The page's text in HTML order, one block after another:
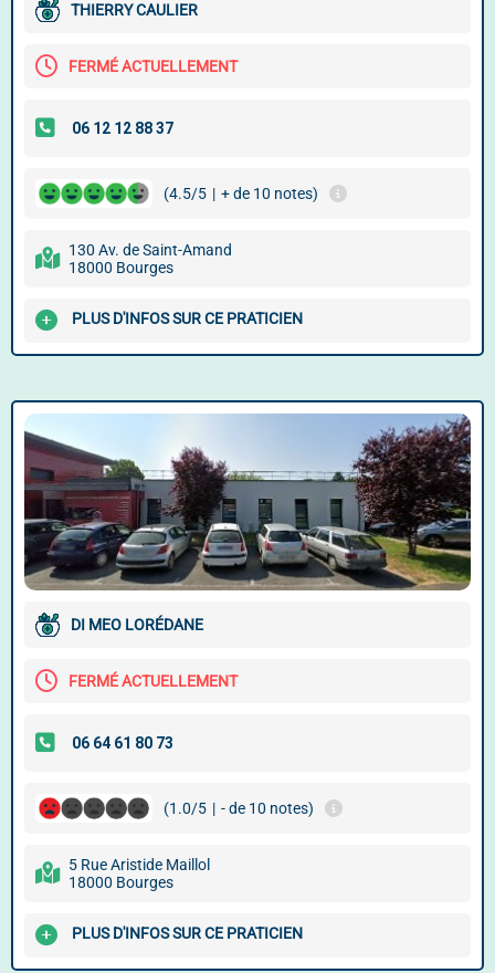
THIERRY CAULIER
FERMÉ ACTUELLEMENT
(4.5/5 | + de 10 notes)
130 Av. de Saint-Amand
18000 Bourges
PLUS D'INFOS SUR CE PRATICIEN
DI MEO LORÉDANE
FERMÉ ACTUELLEMENT
(1.0/5 | - de 10 notes)
5 Rue Aristide Maillol
18000 Bourges
PLUS D'INFOS SUR CE PRATICIEN